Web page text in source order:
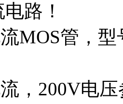
路！
MOS管，
，200V电